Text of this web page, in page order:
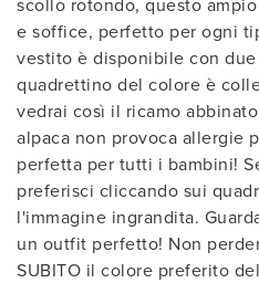
scollo rotondo, questo
e soffice, perfetto per ogni
vestito è disponibile con
quadrettino del colore è
vedrai così il ricamo
alpaca non provoca allergie
perfetta per tutti i bambini!
preferisci cliccando sui
l'immagine ingrandita.
un outfit perfetto! Non
SUBITO il colore preferito